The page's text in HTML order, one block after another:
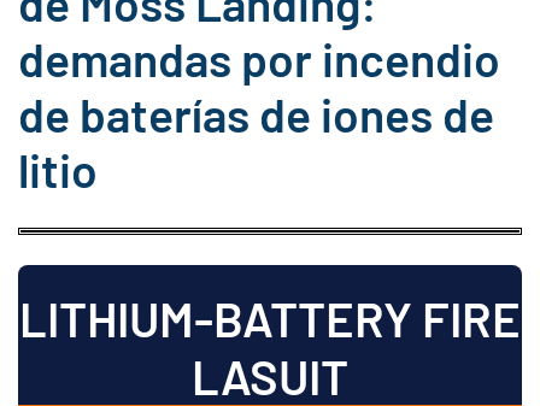
demandas por incendio
de baterías de iones de
litio
LITHIUM-BATTERY FIRE
LASUIT